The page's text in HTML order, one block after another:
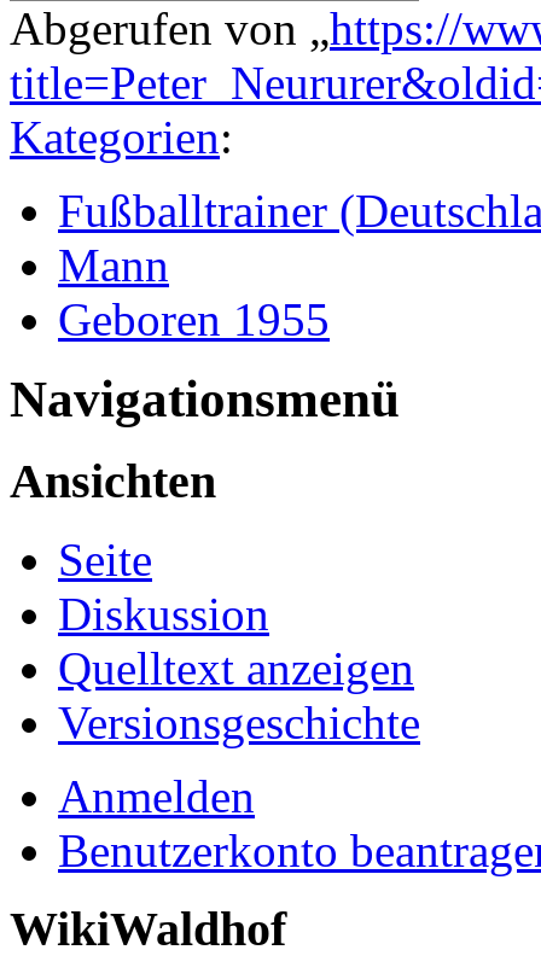
Abgerufen von „https://
Kategorien:
Fußballtrainer
Mann
Geboren 1955
Navigationsmenü
Ansichten
Seite
Diskussion
Quelltext anzeigen
Versionsgeschichte
Anmelden
Benutzerkonto
WikiWaldhof